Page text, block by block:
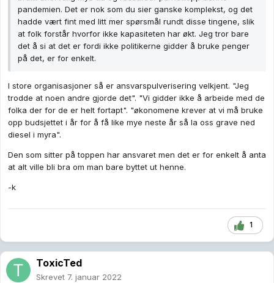
pandemien. Det er nok som du sier ganske komplekst, og det
hadde vært fint med litt mer spørsmål rundt disse tingene, slik
at folk forstår hvorfor ikke kapasiteten har økt. Jeg tror bare
det å si at det er fordi ikke politikerne gidder å bruke penger
på det, er for enkelt.
I store organisasjoner så er ansvarspulverisering velkjent. "Jeg
trodde at noen andre gjorde det". "Vi gidder ikke å arbeide med de
folka der for de er helt fortapt". "økonomene krever at vi må bruke
opp budsjettet i år for å få like mye neste år så la oss grave ned
diesel i myra".
Den som sitter på toppen har ansvaret men det er for enkelt å anta
at alt ville bli bra om man bare byttet ut henne.
-k
1
ToxicTed
Skrevet 7. januar 2022